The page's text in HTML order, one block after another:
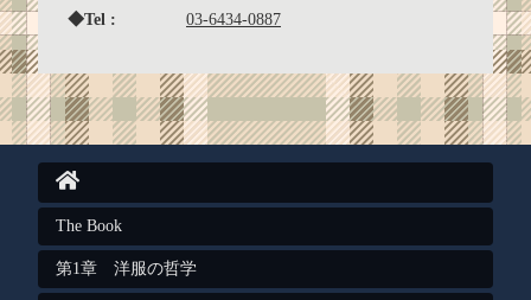
◆Tel :
03-6434-0887
The Book
第1章 洋服の哲学